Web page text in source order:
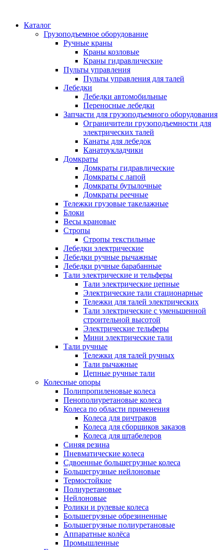
Каталог
Грузоподъемное оборудование
Ручные краны
Краны козловые
Краны гидравлические
Пульты управления
Пульты управления для талей
Лебедки
Лебедки автомобильные
Переносные лебедки
Запчасти для грузоподъемного оборудования
Ограничители грузоподъемности для
электрических талей
Канаты для лебедок
Канатоукладчики
Домкраты
Домкраты гидравлические
Домкраты с лапой
Домкраты бутылочные
Домкраты реечные
Тележки грузовые такелажные
Блоки
Весы крановые
Стропы
Стропы текстильные
Лебедки электрические
Лебедки ручные рычажные
Лебедки ручные барабанные
Тали электрические и тельферы
Тали электрические цепные
Электрические тали стационарные
Тележки для талей электрических
Тали электрические с уменьшенной
строительной высотой
Электрические тельферы
Мини электрические тали
Тали ручные
Тележки для талей ручных
Тали рычажные
Цепные ручные тали
Колесные опоры
Полипропиленовые колеса
Пенополиуретановые колеса
Колеса по области применения
Колеса для ричтраков
Колеса для сборщиков заказов
Колеса для штабелеров
Синяя резина
Пневматические колеса
Сдвоенные большегрузные колеса
Большегрузные нейлоновые
Термостойкие
Полиуретановые
Нейлоновые
Ролики и рулевые колеса
Большегрузные обрезиненные
Большегрузные полиуретановые
Аппаратные колёса
Промышленные